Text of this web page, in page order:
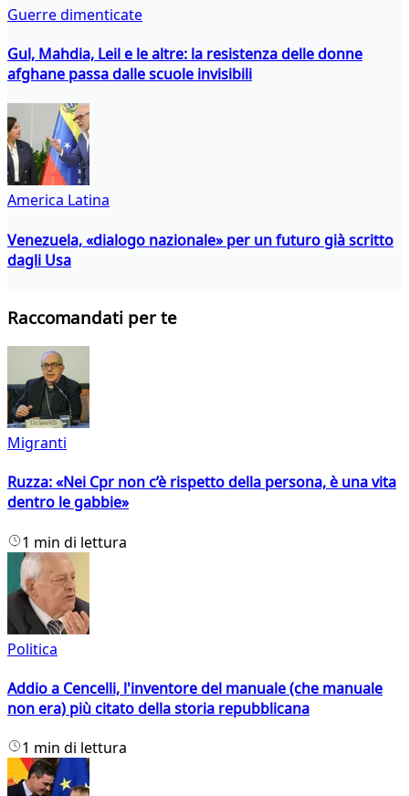
Guerre dimenticate
Gul, Mahdia, Leil e le altre: la resistenza delle donne
afghane passa dalle scuole invisibili
America Latina
Venezuela, «dialogo nazionale» per un futuro già scritto
dagli Usa
Raccomandati per te
Migranti
Ruzza: «Nei Cpr non c’è rispetto della persona, è una vita
dentro le gabbie»
1 min di lettura
Politica
Addio a Cencelli, l'inventore del manuale (che manuale
non era) più citato della storia repubblicana
1 min di lettura